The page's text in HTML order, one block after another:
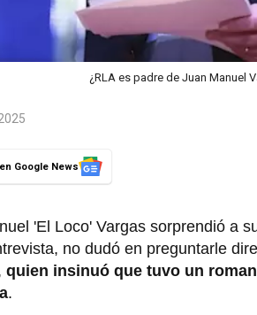
¿RLA es padre de Juan Manuel
Google News
'El Loco' Vargas sorprendió a
no dudó en preguntarle
quien insinuó que tuvo un
.